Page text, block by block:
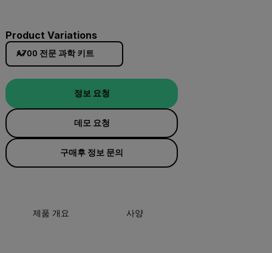
Product Variations
A700 전문 과학 키트
정보 요청
데모 요청
구매후 정보 문의
제품 개요 사양